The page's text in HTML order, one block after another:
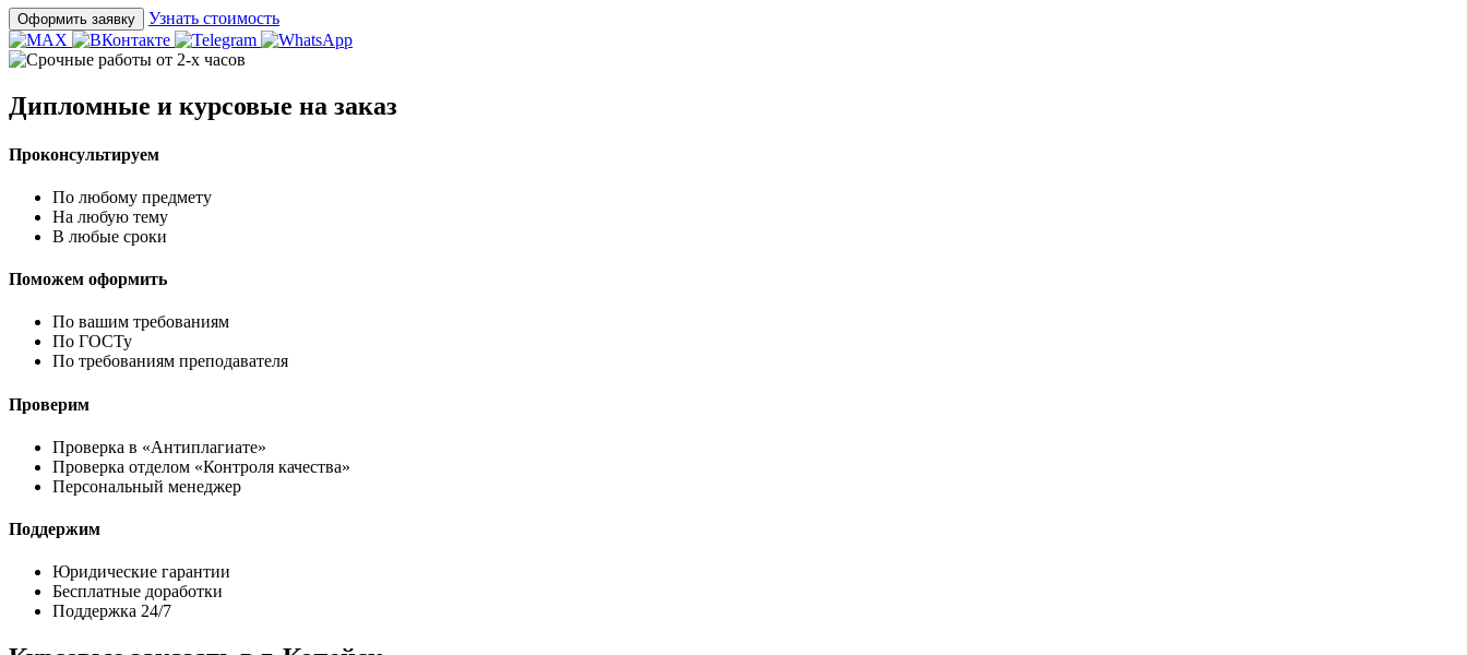
Оформить заявку Узнать стоимость
Дипломные и курсовые на заказ
Проконсультируем
По любому предмету
На любую тему
В любые сроки
Поможем оформить
По вашим требованиям
По ГОСТу
По требованиям преподавателя
Проверим
Проверка в «Антиплагиате»
Проверка отделом «Контроля качества»
Персональный менеджер
Поддержим
Юридические гарантии
Бесплатные доработки
Поддержка 24/7